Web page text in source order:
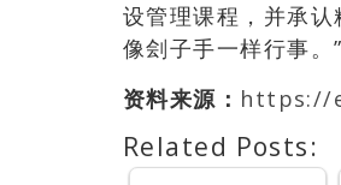
设管理课程，并承
像刽子手一样行事。
资料来源： https://
Related Posts: